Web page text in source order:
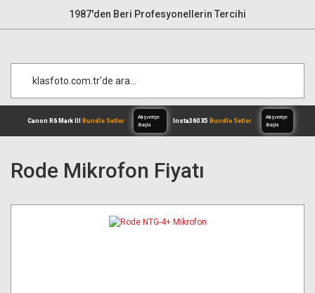
1987'den Beri Profesyonellerin Tercihi
Başla
Rode Mikrofon Fiyatı